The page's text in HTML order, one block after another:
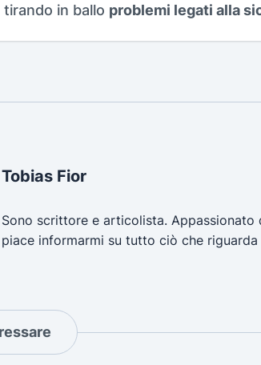
tirando in ballo problemi legati alla
Tobias Fior
Sono scrittore e articolista.
piace informarmi su tutto ciò che